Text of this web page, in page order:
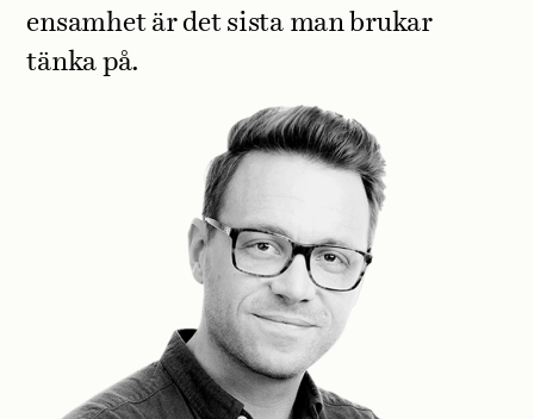
ensamhet är det sista man brukar
tänka på.